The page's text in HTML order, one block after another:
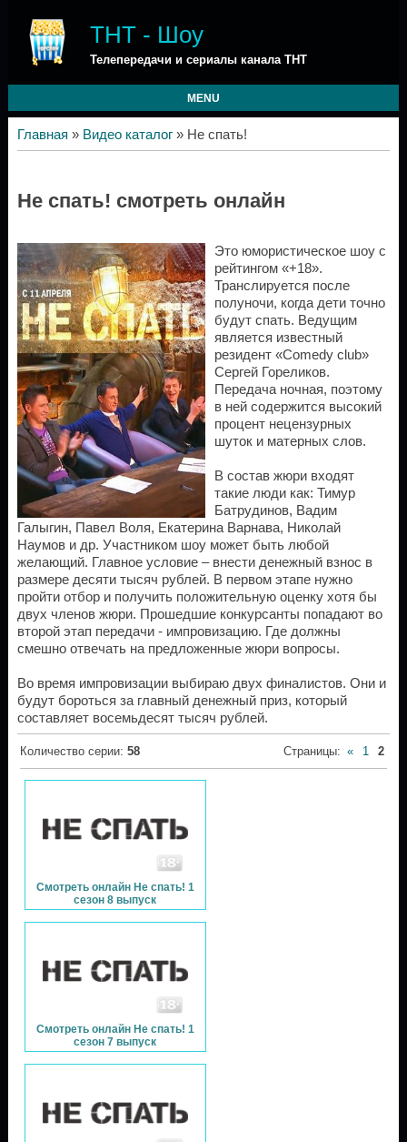
ТНТ - Шоу
Телепередачи и сериалы канала ТНТ
MENU
Главная » Видео каталог» Не спать!
Не спать! смотреть онлайн
Это юмористическое шоу с
рейтингом «+18».
Транслируется после
полуночи, когда дети точно
будут спать. Ведущим
является известный
резидент «Comedy club»
Сергей Гореликов.
Передача ночная, поэтому
в ней содержится высокий
процент нецензурных
шуток и матерных слов.
В состав жюри входят
такие люди как: Тимур
Батрудинов, Вадим
Галыгин, Павел Воля, Екатерина Варнава, Николай
Наумов и др. Участником шоу может быть любой
желающий. Главное условие – внести денежный взнос в
размере десяти тысяч рублей. В первом этапе нужно
пройти отбор и получить положительную оценку хотя бы
двух членов жюри. Прошедшие конкурсанты попадают во
второй этап передачи - импровизацию. Где должны
смешно отвечать на предложенные жюри вопросы.
Во время импровизации выбираю двух финалистов. Они и
будут бороться за главный денежный приз, который
составляет восемьдесят тысяч рублей.
Количество серии: 58 Страницы: « 1 2
Смотреть онлайн Не спать! 1
сезон 8 выпуск
Смотреть онлайн Не спать! 1
сезон 7 выпуск